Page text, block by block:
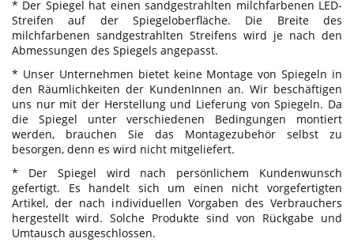
* Der Spiegel hat einen sandgestrahlten milchfarbenen LED-
Streifen auf der Spiegeloberfläche. Die Breite des
milchfarbenen sandgestrahlten Streifens wird je nach den
Abmessungen des Spiegels angepasst.
* Unser Unternehmen bietet keine Montage von Spiegeln in
den Räumlichkeiten der KundenInnen an. Wir beschäftigen
uns nur mit der Herstellung und Lieferung von Spiegeln. Da
die Spiegel unter verschiedenen Bedingungen montiert
werden, brauchen Sie das Montagezubehör selbst zu
besorgen, denn es wird nicht mitgeliefert.
* Der Spiegel wird nach persönlichem Kundenwunsch
gefertigt. Es handelt sich um einen nicht vorgefertigten
Artikel, der nach individuellen Vorgaben des Verbrauchers
hergestellt wird. Solche Produkte sind von Rückgabe und
Umtausch ausgeschlossen.